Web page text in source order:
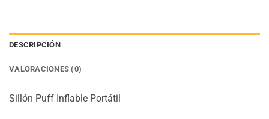
DESCRIPCIÓN
VALORACIONES (0)
Sillón Puff Inflable Portátil